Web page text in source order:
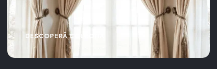
DESCOPERĂ COLECȚIA